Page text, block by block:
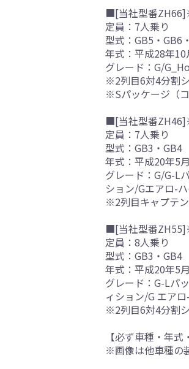
■[当社型番
定員：7人乗り
型式：GB5・GB6
年式：平成28年10
グレード：G/
※2列目6対4分割
※Sパッケージ（
■[当社型番
定員：7人乗り
型式：GB3・GB4
年式：平成20年5
グレード：G/G-L
ション/Gエアロ-
※2列目キャプテ
■[当社型番
定員：8人乗り
型式：GB3・GB4
年式：平成20年5
グレード：G-Lパ
ィション/G エア
※2列目6対4分割
【必ず車種・年
※画像は他車種の